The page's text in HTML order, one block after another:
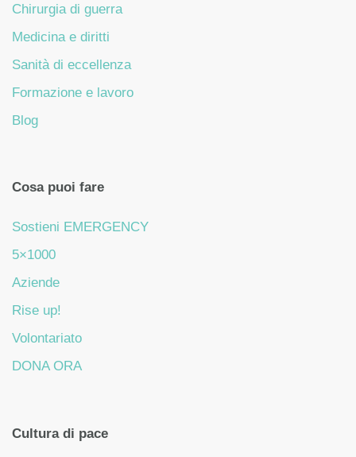
Chirurgia di guerra
Medicina e diritti
Sanità di eccellenza
Formazione e lavoro
Blog
Cosa puoi fare
Sostieni EMERGENCY
5×1000
Aziende
Rise up!
Volontariato
DONA ORA
Cultura di pace